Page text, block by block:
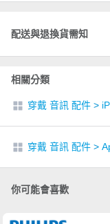
配送與退換貨需知
相關分類
穿戴 音訊 配件 >
穿戴 音訊 配件 >
你可能會喜歡